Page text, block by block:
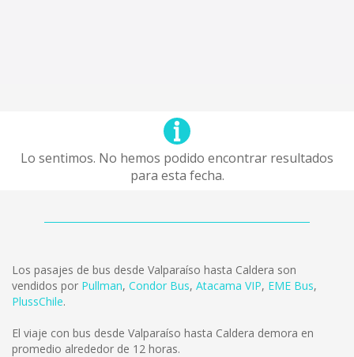
Lo sentimos. No hemos podido encontrar resultados
para esta fecha.
Los pasajes de bus desde Valparaíso hasta Caldera son
vendidos por Pullman, Condor Bus, Atacama VIP, EME Bus,
PlussChile.
El viaje con bus desde Valparaíso hasta Caldera demora en
promedio alrededor de 12 horas.